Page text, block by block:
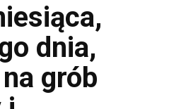
dnia,
grób